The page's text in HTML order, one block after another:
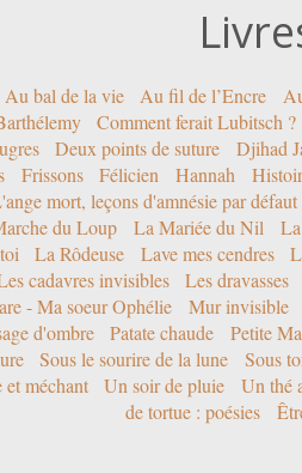
Au bal de la vie Au fil de l’Encre
Comment ferait Lubitsch ?
Deux points de suture Djihad
Frissons Félicien Hannah
mort, leçons d'amnésie par défaut
du Loup La Mariée du Nil
La Rôdeuse Lave mes cendres
cadavres invisibles Les dravasses
- Ma soeur Ophélie Mur invisible
d'ombre Patate chaude Petite
Sous le sourire de la lune Sous
méchant Un soir de pluie Un thé
de tortue : poésies